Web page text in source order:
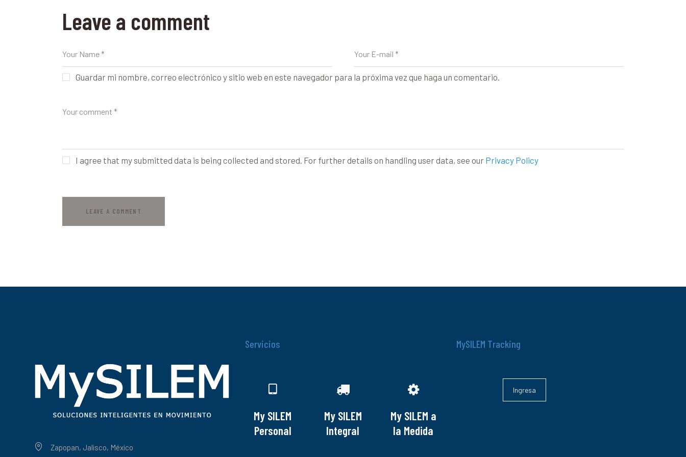
Leave a comment
Guardar mi nombre, correo electrónico y sitio web en este navegador para la próxima vez que haga un comentario.
I agree that my submitted data is being collected and stored. For further details on handling user data, see our Privacy Policy
Zapopan, Jalisco, México
Servicios
My SILEM
Personal
My SILEM
Integral
My SILEM a
la Medida
MySILEM Tracking
Ingresa